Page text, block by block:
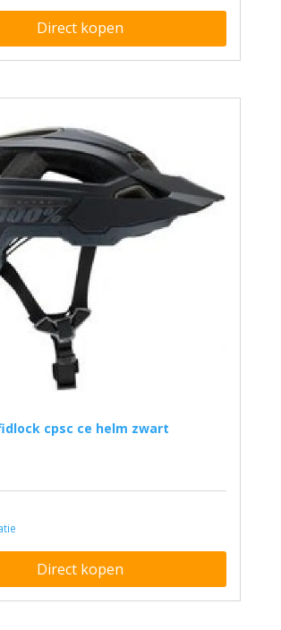
Direct kopen
cpsc ce helm zwart
Direct kopen